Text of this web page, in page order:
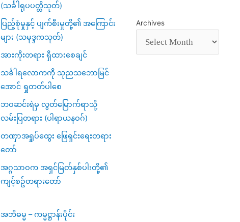
(သင်္ခါရုပပတ္တိသုတ်)
ပြည့်စုံမှုနှင့် ပျက်စီးမှုတို့၏ အကြောင်း
များ (သမုဒ္ဒကသုတ်)
အားကိုးတရား ရှိထားစေချင်
သင်္ခါရလောကကို သုညသဘောမြင်
အောင် ရှုတတ်ပါစေ
ဘဝဆင်းရဲမှ လွတ်မြောက်ရာသို့
လမ်းပြတရား (ပါရာယနဝဂ်)
တဏှာအရှုပ်ထွေး ဖြေရှင်းရေးတရား
တော်
အဂ္ဂသာဝက အရှင်မြတ်နှစ်ပါးတို့၏
ကျင့်စဥ်တရားတော်
အဘိဓမ္မ – ကမ္မဋ္ဌာန်းပိုင်း
Archives